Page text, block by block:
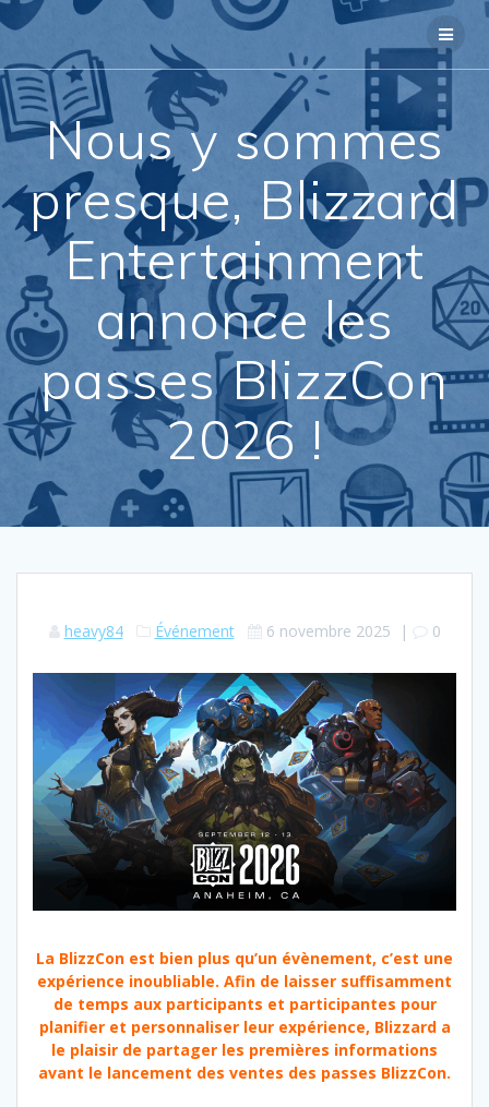
Passer
au
contenu
Nous y sommes
presque, Blizzard
Entertainment
annonce les
passes BlizzCon
2026 !
heavy84 Événement 6 novembre 2025 | 0
La BlizzCon est bien plus qu’un évènement, c’est une
expérience inoubliable. Afin de laisser suffisamment
de temps aux participants et participantes pour
planifier et personnaliser leur expérience, Blizzard a
le plaisir de partager les premières informations
avant le lancement des ventes des passes BlizzCon.